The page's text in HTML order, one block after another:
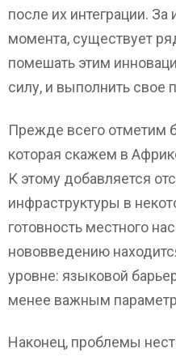
после их интеграции.
момента, существует
помешать этим
силу, и выполнить свое
Прежде всего отметим
которая скажем в
К этому добавляется
инфраструктуры в
готовность местного
нововведению
уровне: языковой
менее важным
Наконец, проблемы